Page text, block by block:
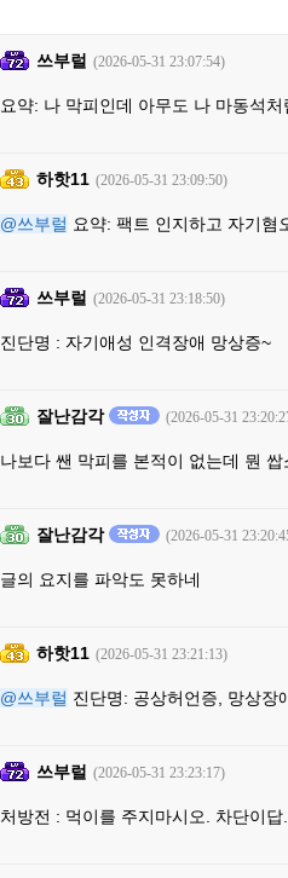
쓰부럴 (2026-05-31 23:07:54)
요약: 나 막피인데 아무도 나 마동석
하핫11 (2026-05-31 23:09:50)
@쓰부럴 요약: 팩트 인지하고 자기혐
쓰부럴 (2026-05-31 23:18:50)
진단명 : 자기애성 인격장애 망상증~
잘난감각 (2026-05-31
나보다 쌘 막피를 본적이 없는데 뭔 쌉
잘난감각 (2026-05-31
글의 요지를 파악도 못하네
하핫11 (2026-05-31 23:21:13)
@쓰부럴 진단명: 공상허언증, 망상장
쓰부럴 (2026-05-31 23:23:17)
처방전 : 먹이를 주지마시오. 차단이답.